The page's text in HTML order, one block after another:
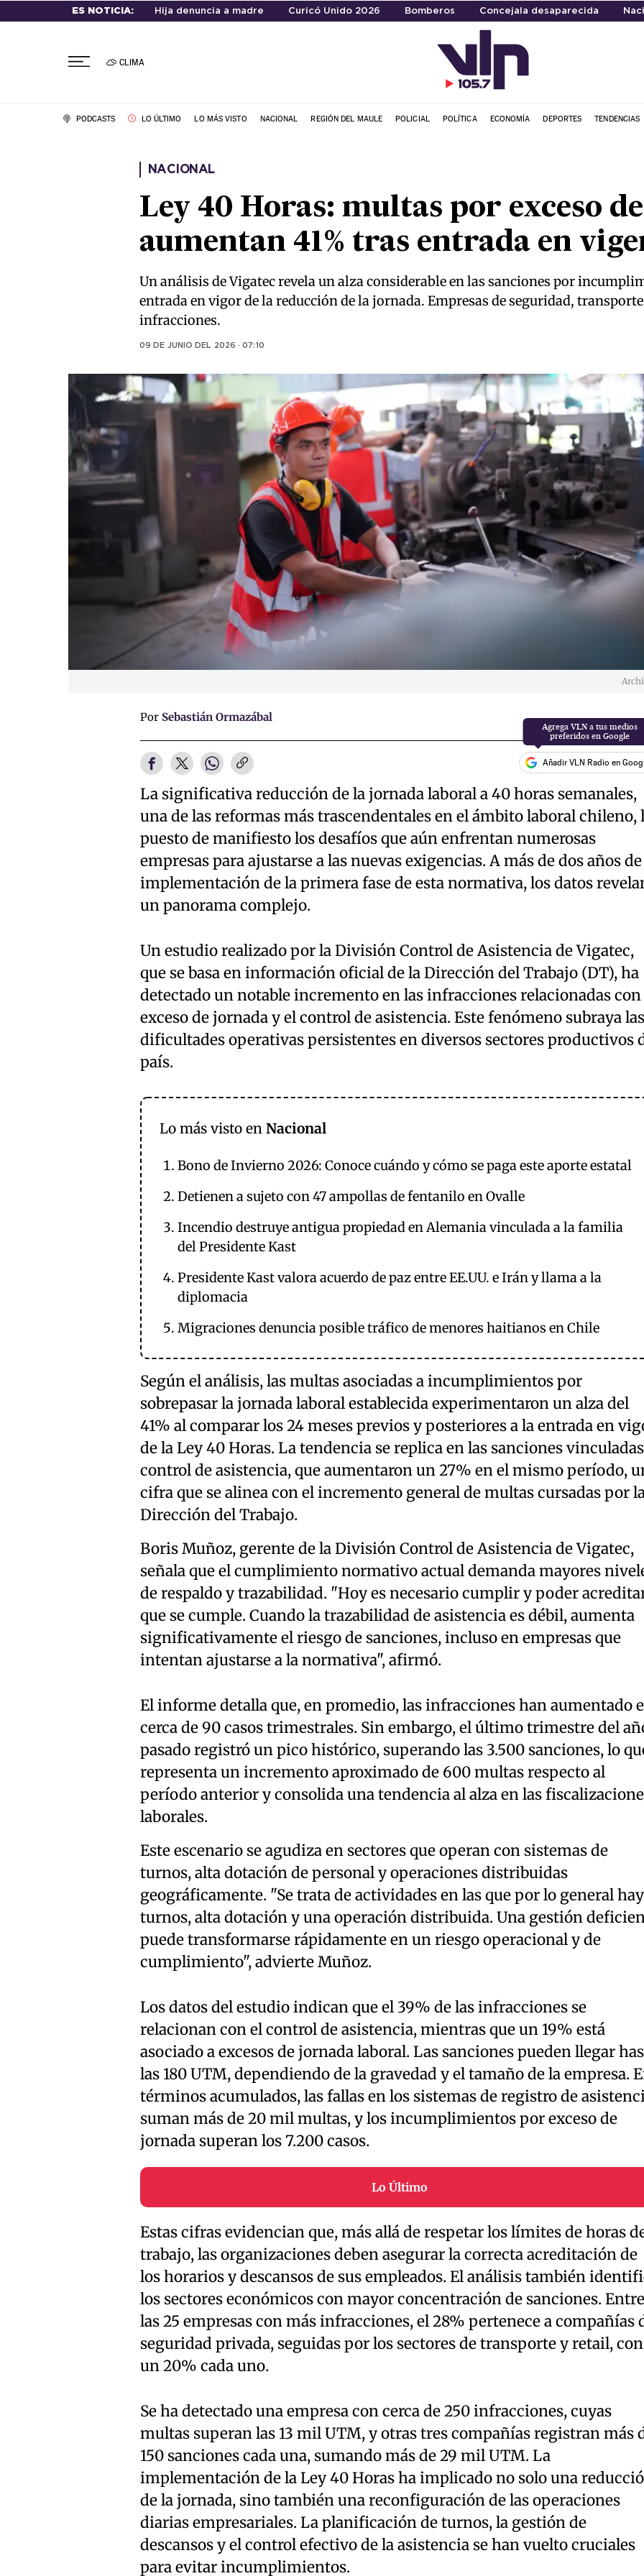
ES NOTICIA: Hija denuncia a madre Curicó Unido 2026 Bomberos Concejala desaparecida
CLIMA
PODCASTS LO ÚLTIMO LO MÁS VISTO NACIONAL REGIÓN DEL MAULE POLICIAL POLÍTICA ECONOMÍA DEPORTES TENDENCIAS
NACIONAL
Ley 40 Horas: multas por exceso
aumentan 41% tras entrada en
Un análisis de Vigatec revela un alza considerable en las sanciones por
entrada en vigor de la reducción de la jornada. Empresas de seguridad,
infracciones.
09 DE JUNIO DEL 2026 · 07:10
Por Sebastián Ormazábal
Añadir VLN Radio en
La significativa reducción de la jornada laboral a 40 horas semanales,
una de las reformas más trascendentales en el ámbito laboral chileno,
puesto de manifiesto los desafíos que aún enfrentan numerosas
empresas para ajustarse a las nuevas exigencias. A más de dos años
implementación de la primera fase de esta normativa, los datos
un panorama complejo.
Un estudio realizado por la División Control de Asistencia de Vigatec,
que se basa en información oficial de la Dirección del Trabajo (DT), ha
detectado un notable incremento en las infracciones relacionadas con
exceso de jornada y el control de asistencia. Este fenómeno subraya las
dificultades operativas persistentes en diversos sectores productivos
país.
Lo más visto en Nacional
Bono de Invierno 2026: Conoce cuándo y cómo se paga este aporte estatal
Detienen a sujeto con 47 ampollas de fentanilo en Ovalle
Incendio destruye antigua propiedad en Alemania vinculada a la familia
del Presidente Kast
Presidente Kast valora acuerdo de paz entre EE.UU. e Irán y llama a la
diplomacia
Migraciones denuncia posible tráfico de menores haitianos en Chile
Según el análisis, las multas asociadas a incumplimientos por
sobrepasar la jornada laboral establecida experimentaron un alza del
41% al comparar los 24 meses previos y posteriores a la entrada en
de la Ley 40 Horas. La tendencia se replica en las sanciones
control de asistencia, que aumentaron un 27% en el mismo período,
cifra que se alinea con el incremento general de multas cursadas por
Dirección del Trabajo.
Boris Muñoz, gerente de la División Control de Asistencia de Vigatec,
señala que el cumplimiento normativo actual demanda mayores
de respaldo y trazabilidad. "Hoy es necesario cumplir y poder
que se cumple. Cuando la trazabilidad de asistencia es débil, aumenta
significativamente el riesgo de sanciones, incluso en empresas que
intentan ajustarse a la normativa", afirmó.
El informe detalla que, en promedio, las infracciones han aumentado
cerca de 90 casos trimestrales. Sin embargo, el último trimestre del
pasado registró un pico histórico, superando las 3.500 sanciones, lo
representa un incremento aproximado de 600 multas respecto al
período anterior y consolida una tendencia al alza en las
laborales.
Este escenario se agudiza en sectores que operan con sistemas de
turnos, alta dotación de personal y operaciones distribuidas
geográficamente. "Se trata de actividades en las que por lo general hay
turnos, alta dotación y una operación distribuida. Una gestión
puede transformarse rápidamente en un riesgo operacional y de
cumplimiento", advierte Muñoz.
Los datos del estudio indican que el 39% de las infracciones se
relacionan con el control de asistencia, mientras que un 19% está
asociado a excesos de jornada laboral. Las sanciones pueden llegar
las 180 UTM, dependiendo de la gravedad y el tamaño de la empresa.
términos acumulados, las fallas en los sistemas de registro de
suman más de 20 mil multas, y los incumplimientos por exceso de
jornada superan los 7.200 casos.
Lo Último
Estas cifras evidencian que, más allá de respetar los límites de horas
trabajo, las organizaciones deben asegurar la correcta acreditación de
los horarios y descansos de sus empleados. El análisis también
los sectores económicos con mayor concentración de sanciones. Entre
las 25 empresas con más infracciones, el 28% pertenece a compañías
seguridad privada, seguidas por los sectores de transporte y retail, con
un 20% cada uno.
Se ha detectado una empresa con cerca de 250 infracciones, cuyas
multas superan las 13 mil UTM, y otras tres compañías registran más
150 sanciones cada una, sumando más de 29 mil UTM. La
implementación de la Ley 40 Horas ha implicado no solo una
de la jornada, sino también una reconfiguración de las operaciones
diarias empresariales. La planificación de turnos, la gestión de
descansos y el control efectivo de la asistencia se han vuelto cruciales
para evitar incumplimientos.